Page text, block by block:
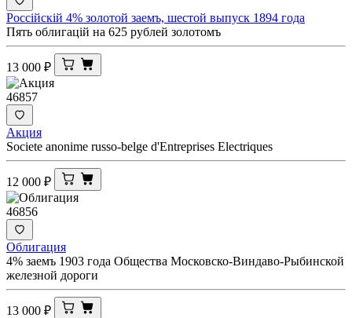
Россiйскiй 4% золотой заемъ, шестой выпуск 1894 года
Пять облигацiй на 625 рублей золотомъ
13 000 ₽
46857
Акция
Societe anonime russo-belge d'Entreprises Electriques
12 000 ₽
46856
Облигация
4% заемъ 1903 года Общества Московско-Виндаво-Рыбинской
железной дороги
13 000 ₽